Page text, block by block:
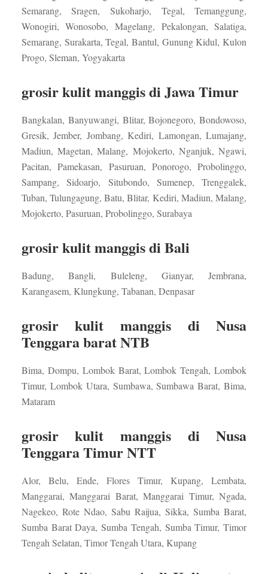
Semarang, Sragen, Sukoharjo, Tegal, Temanggung,
Wonogiri, Wonosobo, Magelang, Pekalongan, Salatiga,
Semarang, Surakarta, Tegal, Bantul, Gunung Kidul, Kulon
Progo, Sleman, Yogyakarta
grosir kulit manggis di Jawa Timur
Bangkalan, Banyuwangi, Blitar, Bojonegoro, Bondowoso,
Gresik, Jember, Jombang, Kediri, Lamongan, Lumajang,
Madiun, Magetan, Malang, Mojokerto, Nganjuk, Ngawi,
Pacitan, Pamekasan, Pasuruan, Ponorogo, Probolinggo,
Sampang, Sidoarjo, Situbondo, Sumenep, Trenggalek,
Tuban, Tulungagung, Batu, Blitar, Kediri, Madiun, Malang,
Mojokerto, Pasuruan, Probolinggo, Surabaya
grosir kulit manggis di Bali
Badung, Bangli, Buleleng, Gianyar, Jembrana,
Karangasem, Klungkung, Tabanan, Denpasar
grosir kulit manggis di Nusa
Tenggara barat NTB
Bima, Dompu, Lombok Barat, Lombok Tengah, Lombok
Timur, Lombok Utara, Sumbawa, Sumbawa Barat, Bima,
Mataram
grosir kulit manggis di Nusa
Tenggara Timur NTT
Alor, Belu, Ende, Flores Timur, Kupang, Lembata,
Manggarai, Manggarai Barat, Manggarai Timur, Ngada,
Nagekeo, Rote Ndao, Sabu Raijua, Sikka, Sumba Barat,
Sumba Barat Daya, Sumba Tengah, Sumba Timur, Timor
Tengah Selatan, Timor Tengah Utara, Kupang